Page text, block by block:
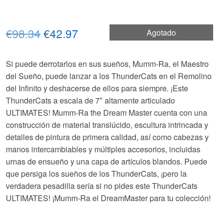
Agotado
€98.34El
original
era:
€98.34.
€42.97
actual
es:
€42.97.
Si puede derrotarlos en sus sueños, Mumm-Ra, el Maestro
del Sueño, puede lanzar a los ThunderCats en el Remolino
del Infinito y deshacerse de ellos para siempre. ¡Este
ThunderCats a escala de 7″ altamente articulado
ULTIMATES! Mumm-Ra the Dream Master cuenta con una
construcción de material translúcido, escultura intrincada y
detalles de pintura de primera calidad, así como cabezas y
manos intercambiables y múltiples accesorios, incluidas
urnas de ensueño y una capa de artículos blandos. Puede
que persiga los sueños de los ThunderCats, ¡pero la
verdadera pesadilla sería si no pides este ThunderCats
ULTIMATES! ¡Mumm-Ra el DreamMaster para tu colección!